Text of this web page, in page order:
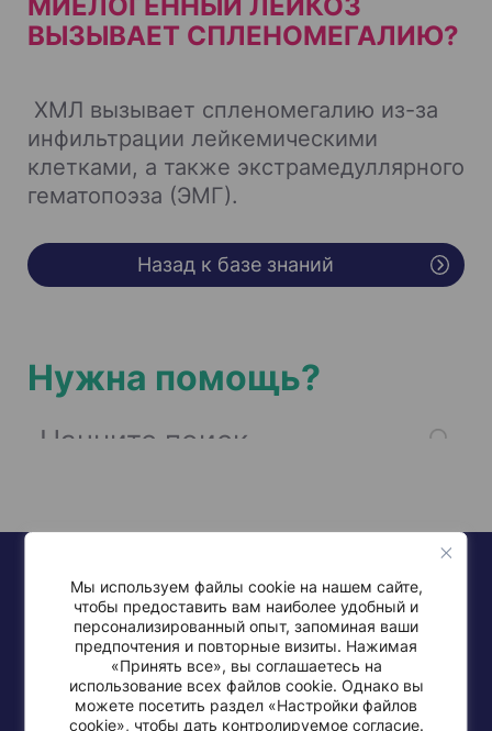
Мы используем файлы cookie на нашем сайте,
чтобы предоставить вам наиболее удобный и
персонализированный опыт, запоминая ваши
предпочтения и повторные визиты. Нажимая
«Принять все», вы соглашаетесь на
использование всех файлов cookie. Однако вы
можете посетить раздел «Настройки файлов
cookie», чтобы дать контролируемое согласие.
ВЫЗЫВАЕТ СПЛЕНОМЕГАЛИЮ?
ХМЛ вызывает спленомегалию из-за
инфильтрации лейкемическими
клетками, а также экстрамедуллярного
гематопоэза (ЭМГ).
Назад к базе знаний
Нужна помощь?
+972-77-997-0568